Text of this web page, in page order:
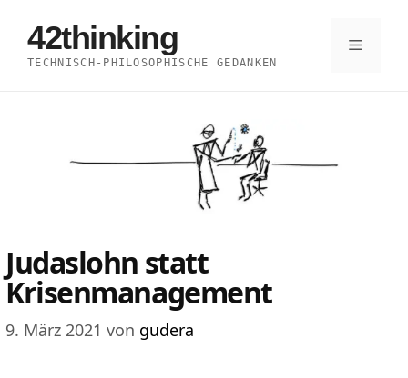
Inhalt
springen
42thinking
TECHNISCH-PHILOSOPHISCHE GEDANKEN
Menü
Judaslohn statt
Krisenmanagement
9. März 2021 von gudera